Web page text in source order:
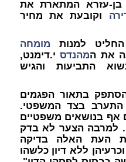
בן-עזרא המתארת את
וקובעת את מחיר
למנות מומחה
את המהנדסי.דימנט,
התביעות והגיש
בתאור הפגמים
בצד המשפטי.
אף בנושאים משפטיים
למרבה הצער לא בדק
העת האלה בדיקה
ללא דיון כלשהו